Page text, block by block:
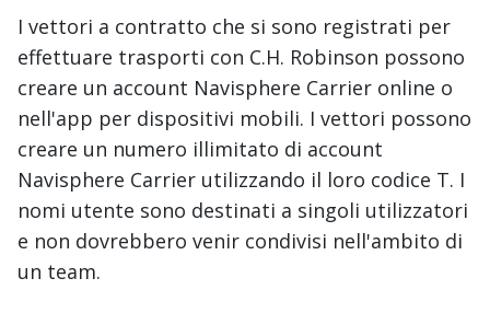
I vettori a contratto che si sono registrati per
effettuare trasporti con C.H. Robinson possono
creare un account Navisphere Carrier online o
nell'app per dispositivi mobili. I vettori possono
creare un numero illimitato di account
Navisphere Carrier utilizzando il loro codice T. I
nomi utente sono destinati a singoli utilizzatori
e non dovrebbero venir condivisi nell'ambito di
un team.